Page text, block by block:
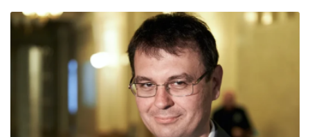
сын
зарабатывали
на
уклонистах»